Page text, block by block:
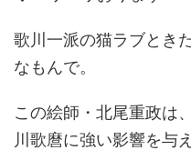
歌川一派の猫ラブとき
なもんで。
この絵師・北尾重政は
川歌麿に強い影響を与